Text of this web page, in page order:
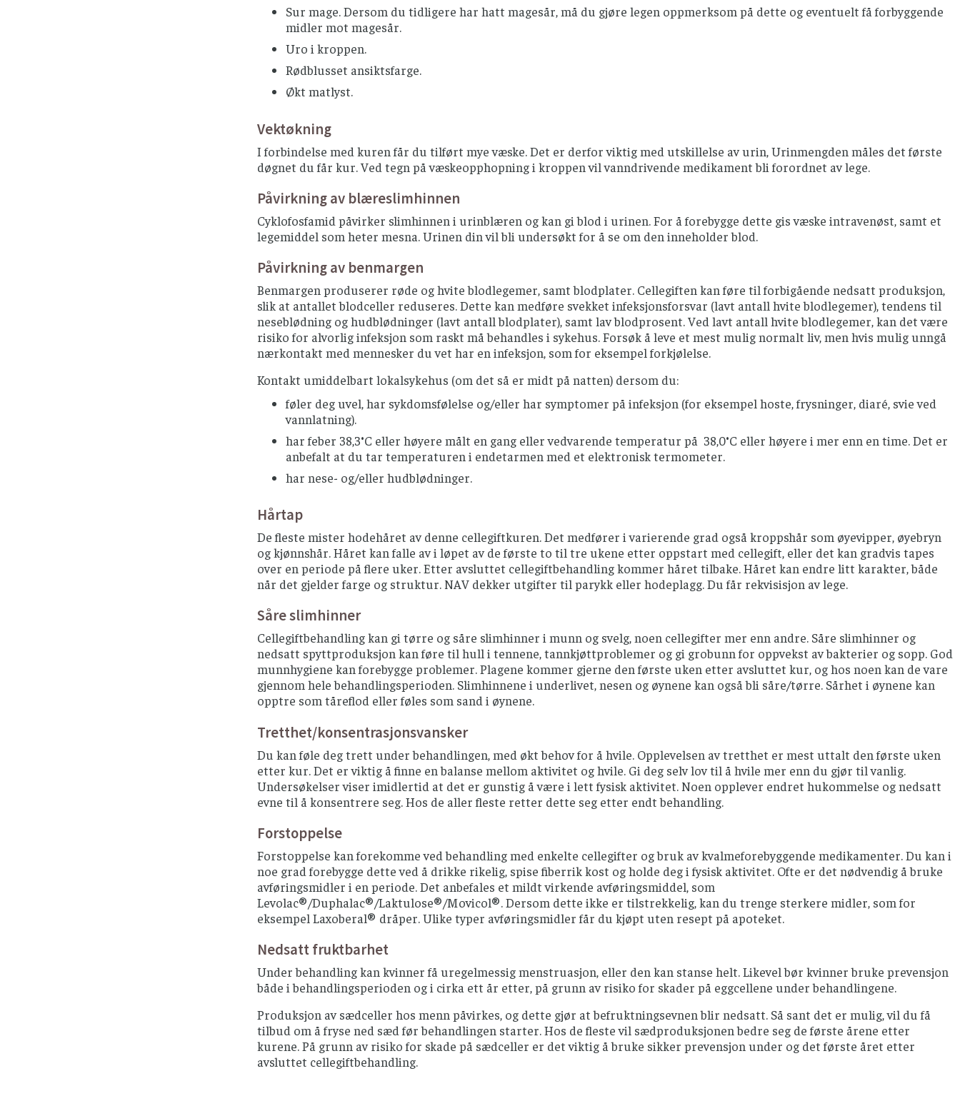
Sur mage. Dersom du tidligere har hatt magesår, må du gjøre legen oppmerksom på dette og eventuelt få forbyggende
midler mot magesår.
Uro i kroppen.
Rødblusset ansiktsfarge.
Økt matlyst.
Vektøkning
I forbindelse med kuren får du tilført mye væske. Det er derfor viktig med utskillelse av urin, Urinmengden måles det første
døgnet du får kur. Ved tegn på væskeopphopning i kroppen vil vanndrivende medikament bli forordnet av lege.
Påvirkning av blæreslimhinnen
Cyklofosfamid påvirker slimhinnen i urinblæren og kan gi blod i urinen. For å forebygge dette gis væske intravenøst, samt et
legemiddel som heter mesna. Urinen din vil bli undersøkt for å se om den inneholder blod.
Påvirkning av benmargen
Benmargen produserer røde og hvite blodlegemer, samt blodplater. Cellegiften kan føre til forbigående nedsatt produksjon,
slik at antallet blodceller reduseres. Dette kan medføre svekket infeksjonsforsvar (lavt antall hvite blodlegemer), tendens til
neseblødning og hudblødninger (lavt antall blodplater), samt lav blodprosent. Ved lavt antall hvite blodlegemer, kan det være
risiko for alvorlig infeksjon som raskt må behandles i sykehus. Forsøk å leve et mest mulig normalt liv, men hvis mulig unngå
nærkontakt med mennesker du vet har en infeksjon, som for eksempel forkjølelse.
Kontakt umiddelbart lokalsykehus (om det så er midt på natten) dersom du:
føler deg uvel, har sykdomsfølelse og/eller har symptomer på infeksjon (for eksempel hoste, frysninger, diaré, svie ved
vannlatning).
har feber 38,3°C eller høyere målt en gang eller vedvarende temperatur på 38,0°C eller høyere i mer enn en time. Det er
anbefalt at du tar temperaturen i endetarmen med et elektronisk termometer.
har nese- og/eller hudblødninger.
Hårtap
De fleste mister hodehåret av denne cellegiftkuren. Det medfører i varierende grad også kroppshår som øyevipper, øyebryn
og kjønnshår. Håret kan falle av i løpet av de første to til tre ukene etter oppstart med cellegift, eller det kan gradvis tapes
over en periode på flere uker. Etter avsluttet cellegiftbehandling kommer håret tilbake. Håret kan endre litt karakter, både
når det gjelder farge og struktur. NAV dekker utgifter til parykk eller hodeplagg. Du får rekvisisjon av lege.
Såre slimhinner
Cellegiftbehandling kan gi tørre og såre slimhinner i munn og svelg, noen cellegifter mer enn andre. Såre slimhinner og
nedsatt spyttproduksjon kan føre til hull i tennene, tannkjøttproblemer og gi grobunn for oppvekst av bakterier og sopp. God
munnhygiene kan forebygge problemer. Plagene kommer gjerne den første uken etter avsluttet kur, og hos noen kan de vare
gjennom hele behandlingsperioden. Slimhinnene i underlivet, nesen og øynene kan også bli såre/tørre. Sårhet i øynene kan
opptre som tåreflod eller føles som sand i øynene.
Tretthet/konsentrasjonsvansker
Du kan føle deg trett under behandlingen, med økt behov for å hvile. Opplevelsen av tretthet er mest uttalt den første uken
etter kur. Det er viktig å finne en balanse mellom aktivitet og hvile. Gi deg selv lov til å hvile mer enn du gjør til vanlig.
Undersøkelser viser imidlertid at det er gunstig å være i lett fysisk aktivitet. Noen opplever endret hukommelse og nedsatt
evne til å konsentrere seg. Hos de aller fleste retter dette seg etter endt behandling.
Forstoppelse
Forstoppelse kan forekomme ved behandling med enkelte cellegifter og bruk av kvalmeforebyggende medikamenter. Du kan i
noe grad forebygge dette ved å drikke rikelig, spise fiberrik kost og holde deg i fysisk aktivitet. Ofte er det nødvendig å bruke
avføringsmidler i en periode. Det anbefales et mildt virkende avføringsmiddel, som
Levolac®/Duphalac®/Laktulose®/Movicol®. Dersom dette ikke er tilstrekkelig, kan du trenge sterkere midler, som for
eksempel Laxoberal® dråper. Ulike typer avføringsmidler får du kjøpt uten resept på apoteket.
Nedsatt fruktbarhet
Under behandling kan kvinner få uregelmessig menstruasjon, eller den kan stanse helt. Likevel bør kvinner bruke prevensjon
både i behandlingsperioden og i cirka ett år etter, på grunn av risiko for skader på eggcellene under behandlingene.
Produksjon av sædceller hos menn påvirkes, og dette gjør at befruktningsevnen blir nedsatt. Så sant det er mulig, vil du få
tilbud om å fryse ned sæd før behandlingen starter. Hos de fleste vil sædproduksjonen bedre seg de første årene etter
kurene. På grunn av risiko for skade på sædceller er det viktig å bruke sikker prevensjon under og det første året etter
avsluttet cellegiftbehandling.